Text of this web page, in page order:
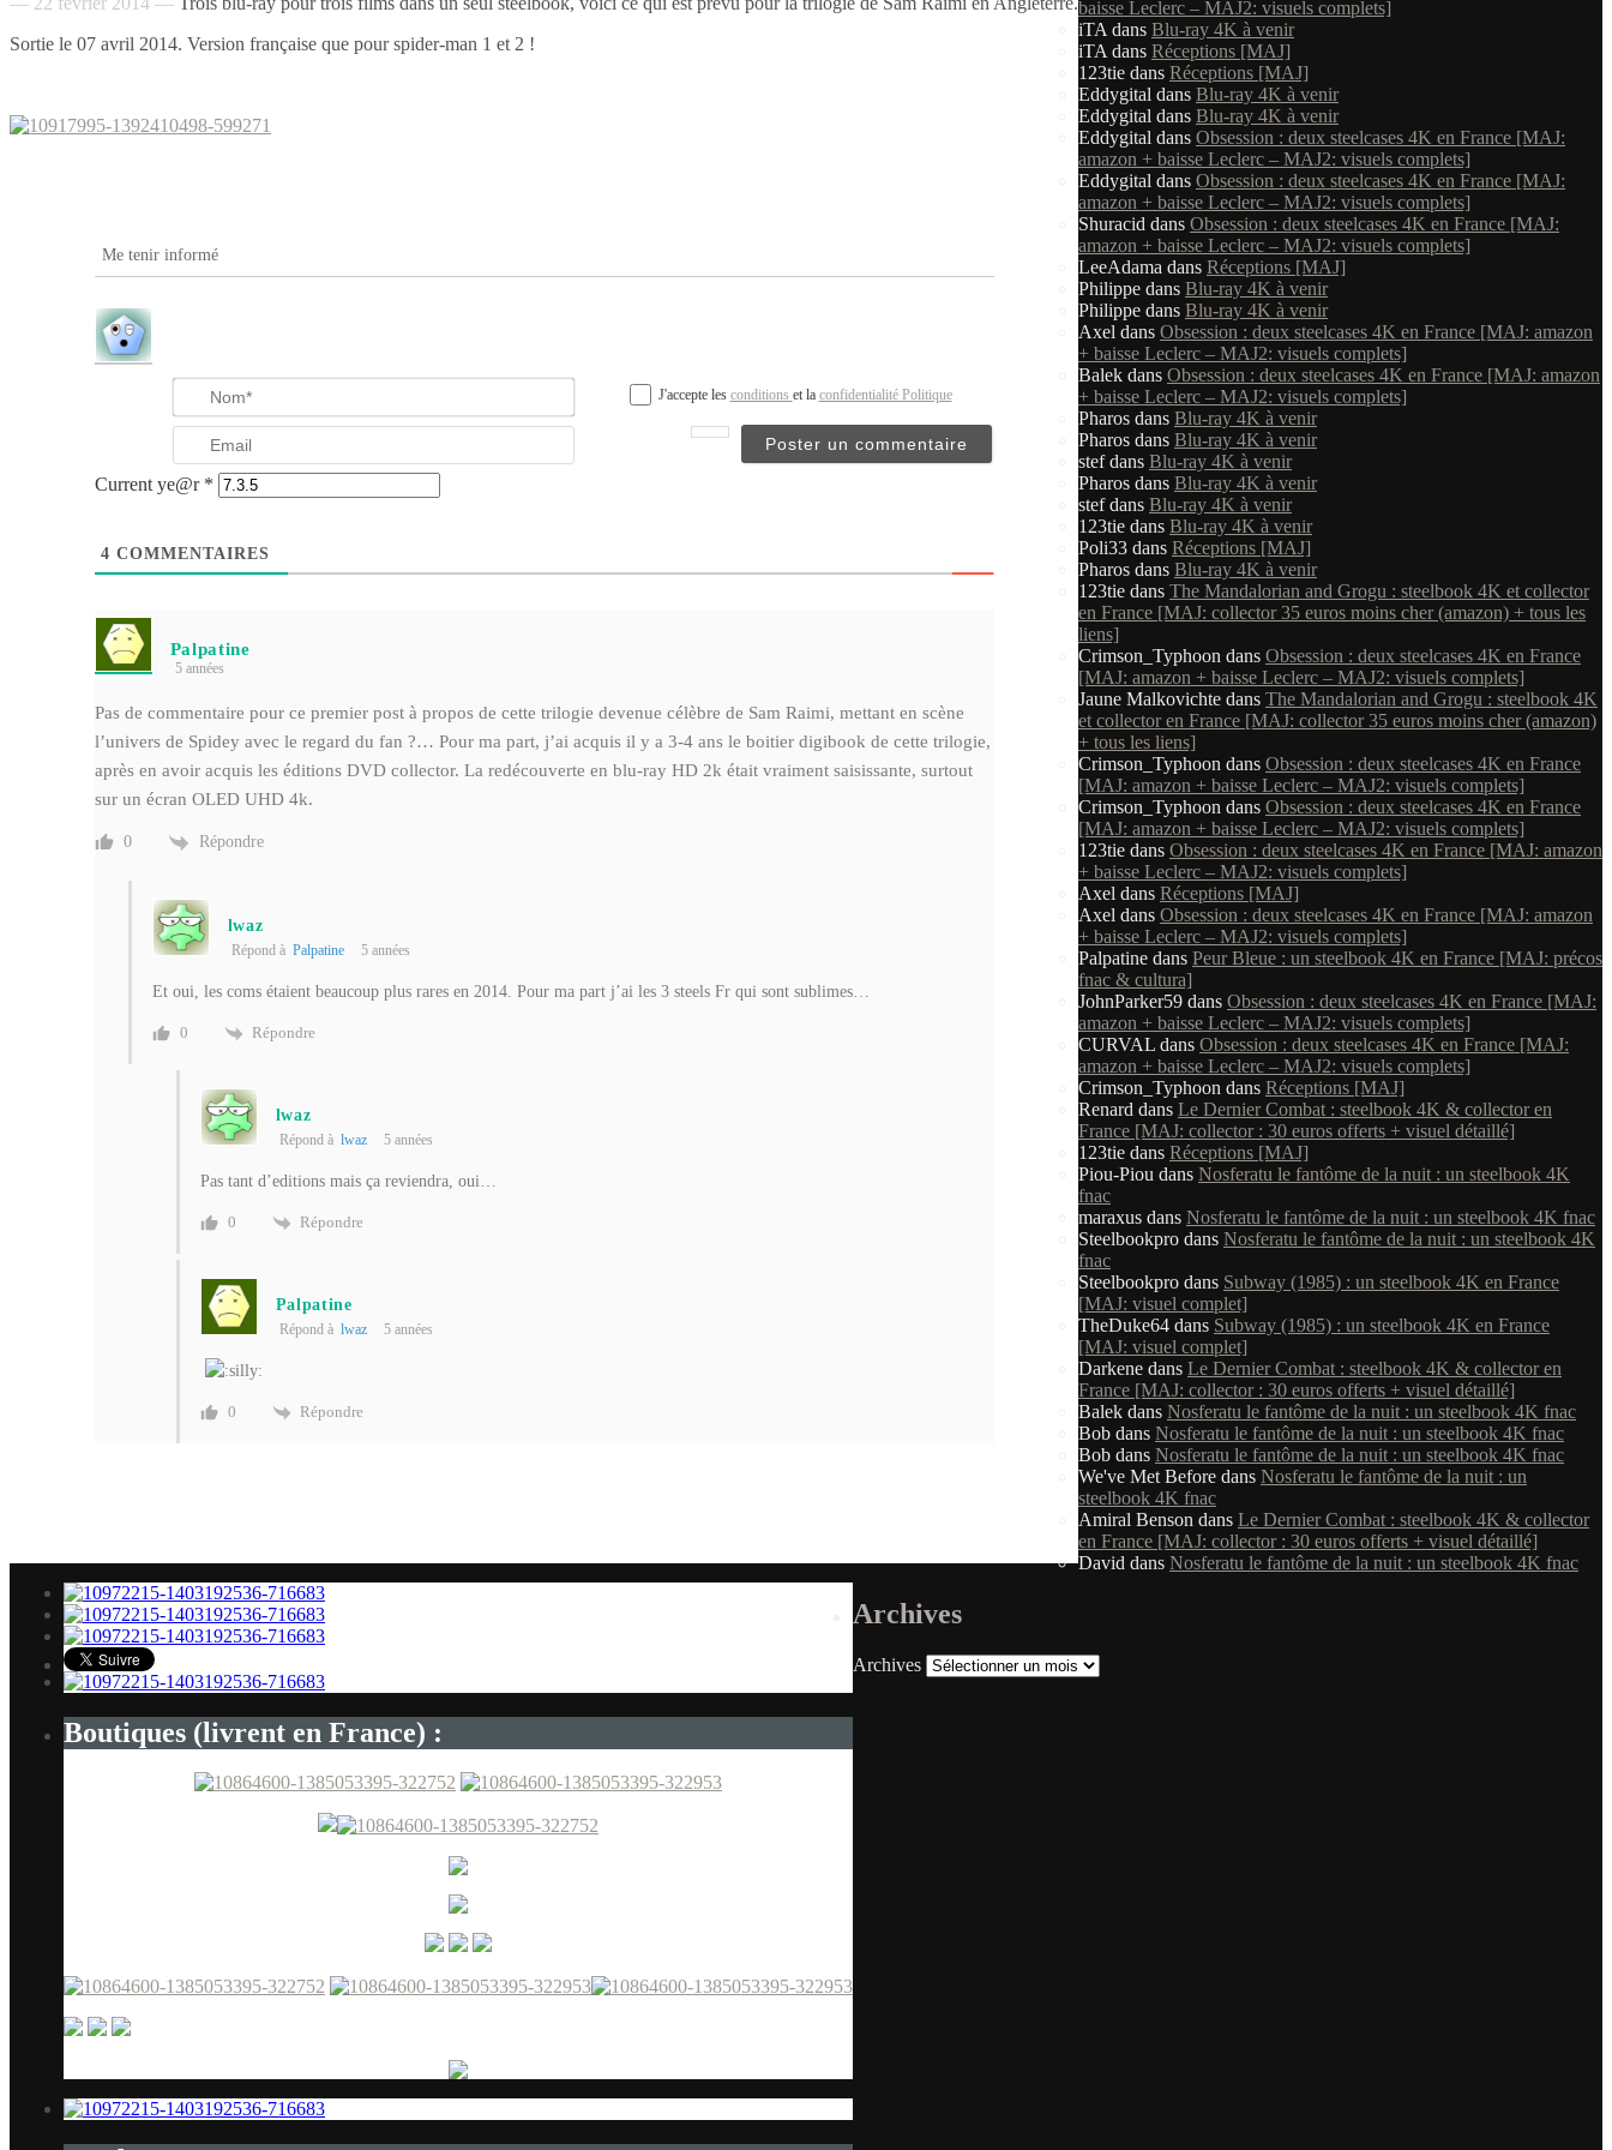
Sortie le 07 avril 2014. Version française que pour spider-man 1 et 2 !
Me tenir informé
Nom* J'accepte les conditions et la confidentialité Politique
Current ye@r *
4 COMMENTAIRES
Palpatine
5 années
Pas de commentaire pour ce premier post à propos de cette trilogie devenue célèbre de Sam Raimi, mettant en scène
l’univers de Spidey avec le regard du fan ?… Pour ma part, j’ai acquis il y a 3-4 ans le boitier digibook de cette trilogie,
après en avoir acquis les éditions DVD collector. La redécouverte en blu-ray HD 2k était vraiment saisissante, surtout
sur un écran OLED UHD 4k.
0 Répondre
lwaz
Répond à Palpatine 5 années
Et oui, les coms étaient beaucoup plus rares en 2014. Pour ma part j’ai les 3 steels Fr qui sont sublimes…
0 Répondre
lwaz
Répond à lwaz 5 années
Pas tant d’editions mais ça reviendra, oui…
0 Répondre
Palpatine
Répond à lwaz 5 années
0 Répondre
Boutiques (livrent en France) :
baisse Leclerc – MAJ2: visuels complets]
iTA dans Blu-ray 4K à venir
iTA dans Réceptions [MAJ]
123tie dans Réceptions [MAJ]
Eddygital dans Blu-ray 4K à venir
Eddygital dans Blu-ray 4K à venir
Eddygital dans Obsession : deux steelcases 4K en France [MAJ:
amazon + baisse Leclerc – MAJ2: visuels complets]
Eddygital dans Obsession : deux steelcases 4K en France [MAJ:
amazon + baisse Leclerc – MAJ2: visuels complets]
Shuracid dans Obsession : deux steelcases 4K en France [MAJ:
amazon + baisse Leclerc – MAJ2: visuels complets]
LeeAdama dans Réceptions [MAJ]
Philippe dans Blu-ray 4K à venir
Philippe dans Blu-ray 4K à venir
Axel dans Obsession : deux steelcases 4K en France [MAJ: amazon
+ baisse Leclerc – MAJ2: visuels complets]
Balek dans Obsession : deux steelcases 4K en France [MAJ: amazon
+ baisse Leclerc – MAJ2: visuels complets]
Pharos dans Blu-ray 4K à venir
Pharos dans Blu-ray 4K à venir
stefdans Blu-ray 4K à venir
Pharos dans Blu-ray 4K à venir
stefdans Blu-ray 4K à venir
123tie dans Blu-ray 4K à venir
Poli33 dans Réceptions [MAJ]
Pharos dans Blu-ray 4K à venir
123tie dans The Mandalorian and Grogu : steelbook 4K et collector
en France [MAJ: collector 35 euros moins cher (amazon) + tous les
liens]
Crimson_Typhoon dans Obsession : deux steelcases 4K en France
[MAJ: amazon + baisse Leclerc – MAJ2: visuels complets]
Jaune Malkovichte dans The Mandalorian and Grogu : steelbook 4K
et collector en France [MAJ: collector 35 euros moins cher (amazon)
+ tous les liens]
Crimson_Typhoon dans Obsession : deux steelcases 4K en France
[MAJ: amazon + baisse Leclerc – MAJ2: visuels complets]
Crimson_Typhoon dans Obsession : deux steelcases 4K en France
[MAJ: amazon + baisse Leclerc – MAJ2: visuels complets]
123tie dans Obsession : deux steelcases 4K en France [MAJ: amazon
+ baisse Leclerc – MAJ2: visuels complets]
Axel dans Réceptions [MAJ]
Axel dans Obsession : deux steelcases 4K en France [MAJ: amazon
+ baisse Leclerc – MAJ2: visuels complets]
Palpatine dans Peur Bleue : un steelbook 4K en France [MAJ: précos
fnac & cultura]
JohnParker59 dans Obsession : deux steelcases 4K en France [MAJ:
amazon + baisse Leclerc – MAJ2: visuels complets]
CURVAL dans Obsession : deux steelcases 4K en France [MAJ:
amazon + baisse Leclerc – MAJ2: visuels complets]
Crimson_Typhoon dans Réceptions [MAJ]
Renard dans Le Dernier Combat : steelbook 4K & collector en
France [MAJ: collector : 30 euros offerts + visuel détaillé]
123tie dans Réceptions [MAJ]
Piou-Piou dans Nosferatu le fantôme de la nuit : un steelbook 4K
fnac
maraxus dans Nosferatu le fantôme de la nuit : un steelbook 4K fnac
Steelbookpro dans Nosferatu le fantôme de la nuit : un steelbook 4K
fnac
Steelbookpro dans Subway (1985) : un steelbook 4K en France
[MAJ: visuel complet]
TheDuke64 dans Subway (1985) : un steelbook 4K en France
[MAJ: visuel complet]
Darkene dans Le Dernier Combat : steelbook 4K & collector en
France [MAJ: collector : 30 euros offerts + visuel détaillé]
Balek dans Nosferatu le fantôme de la nuit : un steelbook 4K fnac
Bob dans Nosferatu le fantôme de la nuit : un steelbook 4K fnac
Bob dans Nosferatu le fantôme de la nuit : un steelbook 4K fnac
We've Met Before dans Nosferatu le fantôme de la nuit : un
steelbook 4K fnac
Amiral Benson dans Le Dernier Combat : steelbook 4K & collector
en France [MAJ: collector : 30 euros offerts + visuel détaillé]
David dans Nosferatu le fantôme de la nuit : un steelbook 4K fnac
Archives
Archives